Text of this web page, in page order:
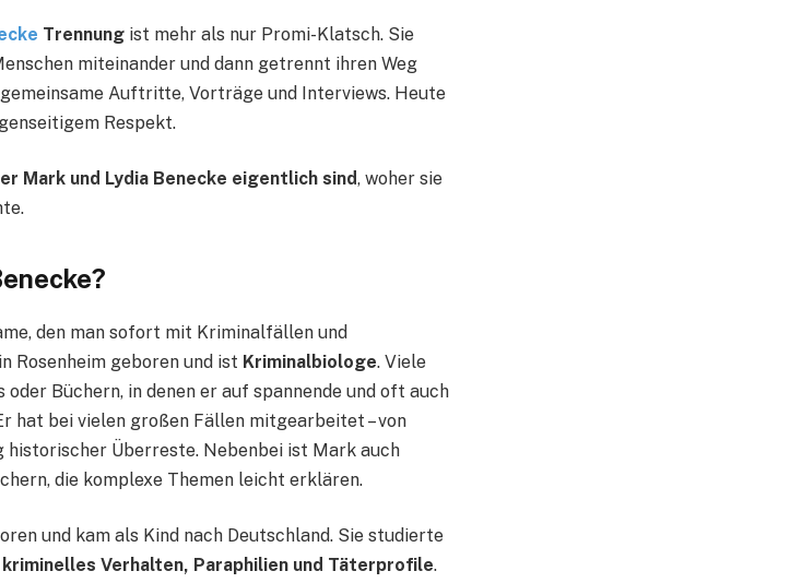
Trennung ist mehr als nur Promi-Klatsch. Sie
miteinander und dann getrennt ihren Weg
Auftritte, Vorträge und Interviews. Heute
Respekt.
Mark und Lydia Benecke eigentlich sind, woher sie
den man sofort mit Kriminalfällen und
Rosenheim geboren und ist Kriminalbiologe. Viele
oder Büchern, in denen er auf spannende und oft auch
hat bei vielen großen Fällen mitgearbeitet – von
Überreste. Nebenbei ist Mark auch
die komplexe Themen leicht erklären.
und kam als Kind nach Deutschland. Sie studierte
kriminelles Verhalten, Paraphilien und Täterprofile.